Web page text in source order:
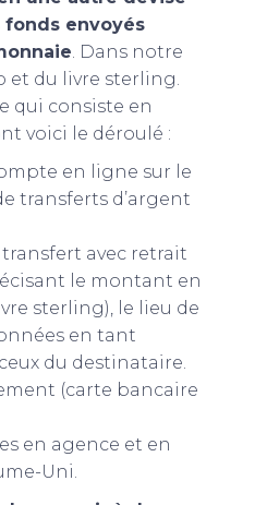
fonds envoyés
. Dans notre
et du livre sterling.
qui consiste en
voici le déroulé :
en ligne sur le
transferts d’argent
avec retrait
le montant en
sterling), le lieu de
en tant
du destinataire.
(carte bancaire
en agence et en
Uni.